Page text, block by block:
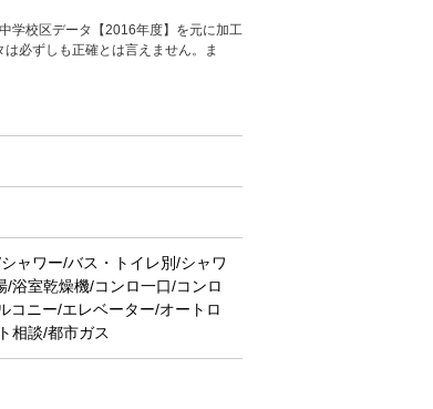
学校区データ【2016年度】を元に加工
必ずしも正確とは言えません。ま
ャワー/バス・トイレ別/シャワ
/浴室乾燥機/コンロ一口/コンロ
コニー/エレベーター/オートロ
相談/都市ガス